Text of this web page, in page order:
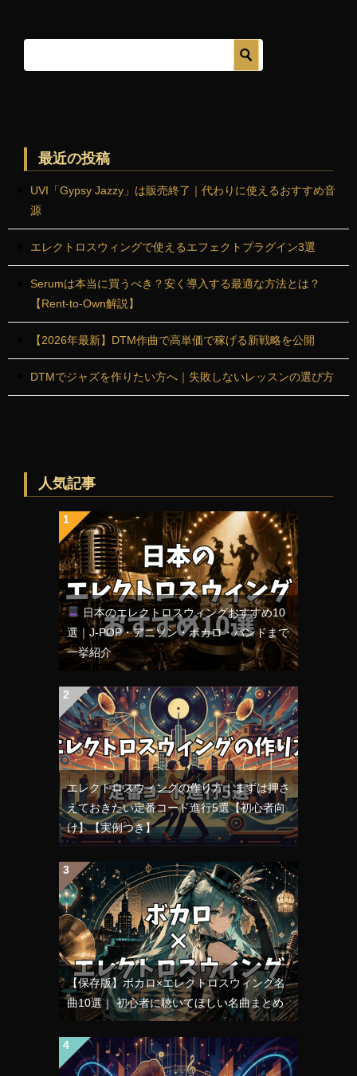
最近の投稿
UVI「Gypsy Jazzy」は販売終了｜代わりに使えるおすすめ音
源
エレクトロスウィングで使えるエフェクトプラグイン3選
Serumは本当に買うべき？安く導入する最適な方法とは？
【Rent-to-Own解説】
【2026年最新】DTM作曲で高単価で稼げる新戦略を公開
DTMでジャズを作りたい方へ｜失敗しないレッスンの選び方
人気記事
日本のエレクトロスウィングおすすめ10
選｜J-POP・アニソン・ボカロ・バンドまで
一挙紹介
エレクトロスウィングの作り方｜まずは押さ
えておきたい定番コード進行5選【初心者向
け】【実例つき】
【保存版】ボカロ×エレクトロスウィング名
曲10選｜ 初心者に聴いてほしい名曲まとめ